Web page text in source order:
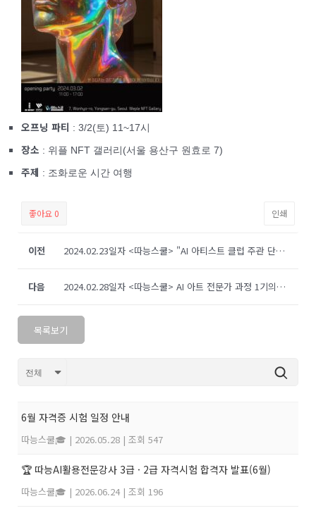
오프닝 파티 : 3/2(토) 11~17시
장소 : 위플 NFT 갤러리(서울 용산구 원효로 7)
주제 : 조화로운 시간 여행
좋아요 0 인쇄
이전 2024.02.23일자 <따능스쿨> "AI 아티스트 클럽 주관 단체展"에 공식 첫 후원행사 관련 기사
2024.02.28일자 <따능스쿨> AI 아트 전문가 과정 1기의 성공적인 수료 소식 관련 기사
다음
목록보기
6월 자격증 시험 일정 안내
따능스쿨🎓 | 2026.05.28 | 조회 547
🏆 따능AI활용전문강사 3급 · 2급 자격시험 합격자 발표(6월)
따능스쿨🎓 | 2026.06.24 | 조회 196